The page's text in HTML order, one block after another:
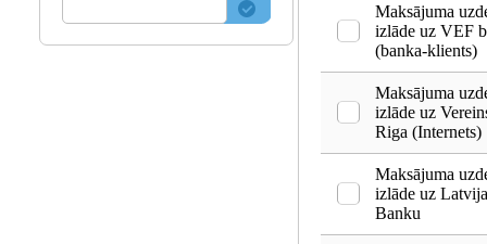
Maksājuma
izlāde uz VEF
(banka-klients)
Maksājuma
izlāde uz
Riga (Internets)
Maksājuma
izlāde uz
Banku